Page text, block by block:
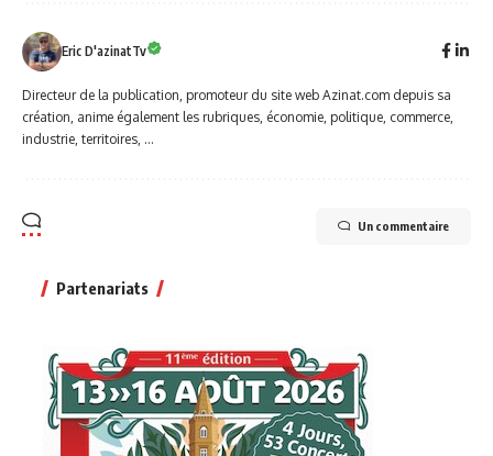
Eric D'azinatTv
Directeur de la publication, promoteur du site web Azinat.com depuis sa
création, anime également les rubriques, économie, politique, commerce,
industrie, territoires, ...
Un commentaire
Partenariats